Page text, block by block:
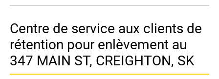
Centre de service aux clients de
rétention pour enlèvement au
347 MAIN ST, CREIGHTON, SK